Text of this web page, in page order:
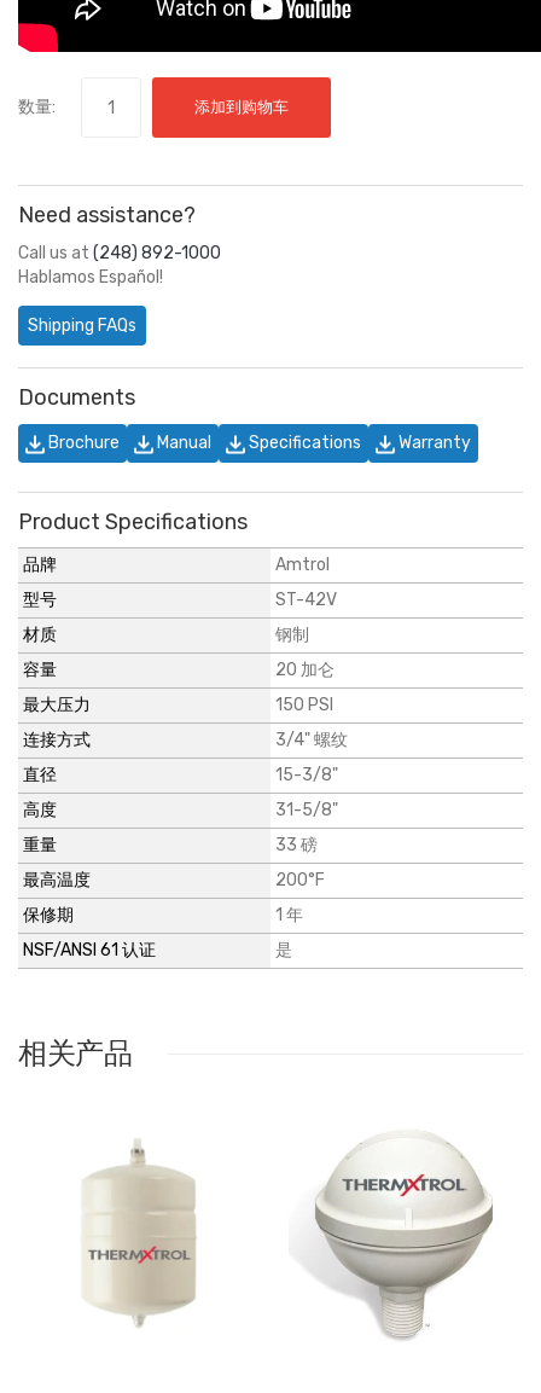
数量: 添加到购物车
Need assistance?
Call us at (248) 892-1000
Hablamos Español!
Shipping FAQs
Documents
Brochure Manual Specifications Warranty
Product Specifications
品牌
Amtrol
型号
ST-42V
材质
钢制
容量
20 加仑
最大压力
150 PSI
连接方式
3/4" 螺纹
直径
15-3/8"
高度
31-5/8"
重量
33 磅
最高温度
200°F
保修期
1 年
NSF/ANSI 61 认证
是
相关产品